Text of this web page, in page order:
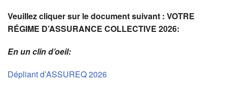
Veuillez cliquer sur le document suivant : VOTRE
RÉGIME D’ASSURANCE COLLECTIVE 2026:
En un clin d’oeil:
Dépliant d’ASSUREQ 2026